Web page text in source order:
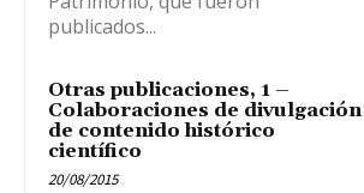
publicados...
Otras publicaciones, 1 –
Colaboraciones de divulgación
de contenido histórico
científico
20/08/2015